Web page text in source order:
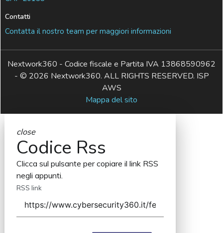
Contatti
Contatta il nostro team per maggiori informazioni
Nextwork360 - Codice fiscale e Partita IVA 13868590962
- © 2026 Nextwork360. ALL RIGHTS RESERVED. ISP
AWS
Mappa del sito
close
Codice Rss
Clicca sul pulsante per copiare il link RSS
negli appunti.
RSS link